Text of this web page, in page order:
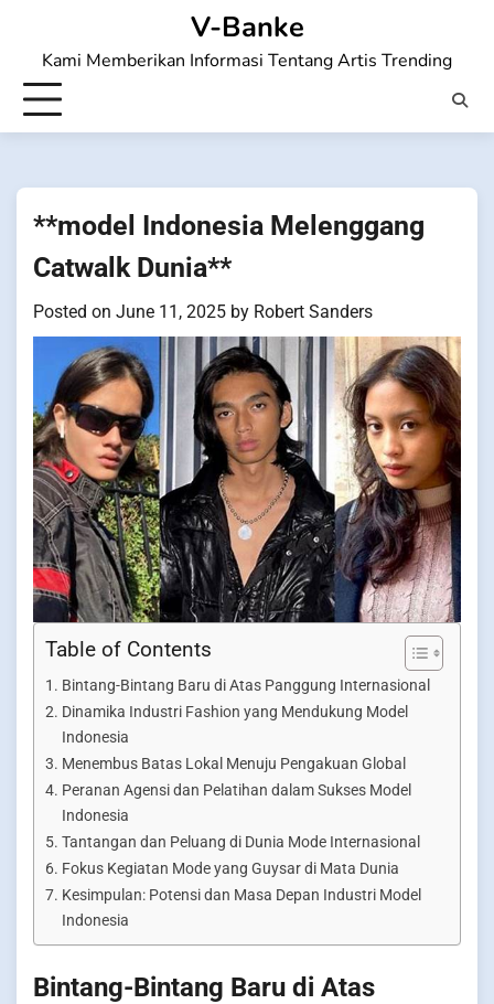
content
V-Banke
Kami Memberikan Informasi Tentang Artis Trending
**model Indonesia Melenggang
Catwalk Dunia**
Posted on June 11, 2025 by Robert Sanders
Table of Contents
Bintang-Bintang Baru di Atas Panggung Internasional
Dinamika Industri Fashion yang Mendukung Model
Indonesia
Menembus Batas Lokal Menuju Pengakuan Global
Peranan Agensi dan Pelatihan dalam Sukses Model
Indonesia
Tantangan dan Peluang di Dunia Mode Internasional
Fokus Kegiatan Mode yang Guysar di Mata Dunia
Kesimpulan: Potensi dan Masa Depan Industri Model
Indonesia
Bintang-Bintang Baru di Atas